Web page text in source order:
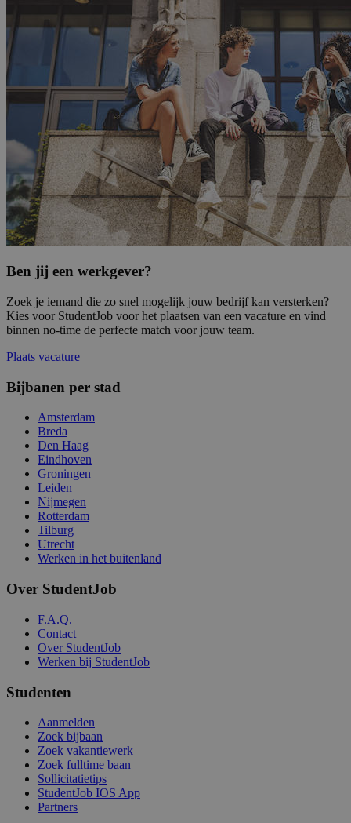
Ben jij een werkgever?
Zoek je iemand die zo snel mogelijk jouw bedrijf kan versterken?
Kies voor StudentJob voor het plaatsen van een vacature en vind
binnen no-time de perfecte match voor jouw team.
Plaats vacature
Bijbanen per stad
Amsterdam
Breda
Den Haag
Eindhoven
Groningen
Leiden
Nijmegen
Rotterdam
Tilburg
Utrecht
Werken in het buitenland
Over StudentJob
F.A.Q.
Contact
Over StudentJob
Werken bij StudentJob
Studenten
Aanmelden
Zoek bijbaan
Zoek vakantiewerk
Zoek fulltime baan
Sollicitatietips
StudentJob IOS App
Partners